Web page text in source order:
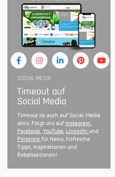
SOCIAL MEDIA
Timeout auf
Social Media
Timeout ist auch auf Social Media
aktiv. Folgt uns auf Instagram
Facebook YouTube LinkedIn und
Pinterest für News, hilfreiche
Tipps, Inspirationen und
Rabattaktionen!